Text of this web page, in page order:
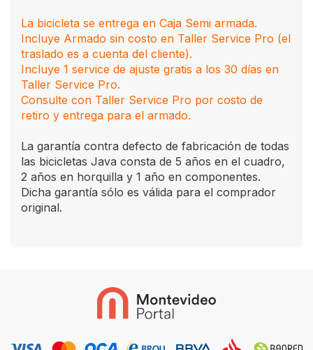
La bicicleta se entrega en Caja Semi armada.
Incluye Armado sin costo en Taller Service Pro (el
traslado es a cuenta del cliente).
Incluye 1 service de ajuste gratis a los 30 días en
Taller Service Pro.
Consulte con Taller Service Pro por costo de
retiro y entrega para el armado.
La garantía contra defecto de fabricación de todas
las bicicletas Java consta de 5 años en el cuadro,
2 años en horquilla y 1 año en componentes.
Dicha garantía sólo es válida para el comprador
original.